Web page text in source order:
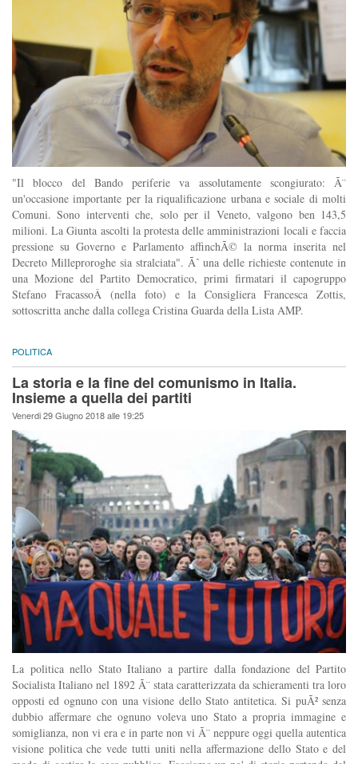
"Il blocco del Bando periferie va assolutamente scongiurato: Ã¨
un'occasione importante per la riqualificazione urbana e sociale di molti
Comuni. Sono interventi che, solo per il Veneto, valgono ben 143,5
milioni. La Giunta ascolti la protesta delle amministrazioni locali e faccia
pressione su Governo e Parlamento affinchÃ© la norma inserita nel
Decreto Milleproroghe sia stralciata". Ãˆ una delle richieste contenute in
una Mozione del Partito Democratico, primi firmatari il capogruppo
Stefano FracassoÂ (nella foto) e la Consigliera Francesca Zottis,
sottoscritta anche dalla collega Cristina Guarda della Lista AMP.
POLITICA
La storia e la fine del comunismo in Italia.
Insieme a quella dei partiti
Venerdi 29 Giugno 2018 alle 19:25
La politica nello Stato Italiano a partire dalla fondazione del Partito
Socialista Italiano nel 1892 Ã¨ stata caratterizzata da schieramenti tra loro
opposti ed ognuno con una visione dello Stato antitetica. Si puÃ² senza
dubbio affermare che ognuno voleva uno Stato a propria immagine e
somiglianza, non vi era e in parte non vi Ã¨ neppure oggi quella autentica
visione politica che vede tutti uniti nella affermazione dello Stato e del